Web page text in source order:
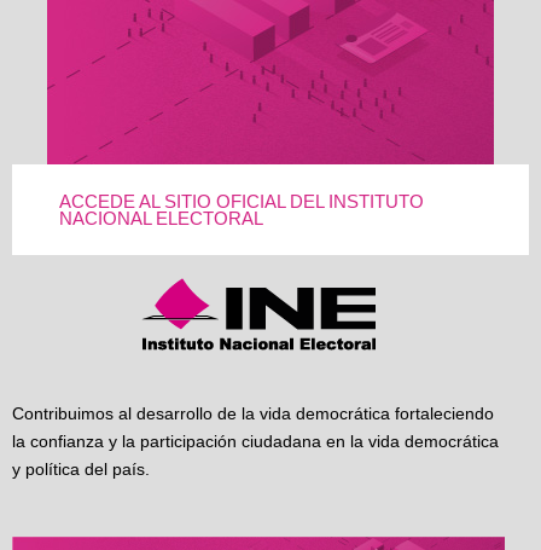
ACCEDE AL SITIO OFICIAL DEL INSTITUTO
NACIONAL ELECTORAL
Contribuimos al desarrollo de la vida democrática fortaleciendo
la confianza y la participación ciudadana en la vida democrática
y política del país.